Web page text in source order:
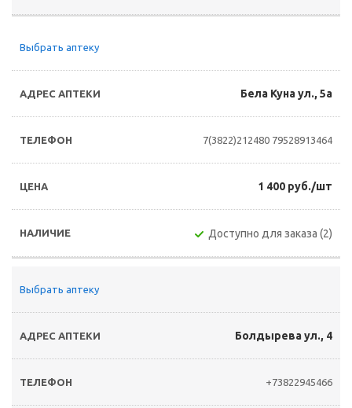
Выбрать аптеку
Бела Куна ул., 5а
7(3822)212480 79528913464
1 400 руб./шт
Доступно для заказа (2)
Выбрать аптеку
Болдырева ул., 4
+73822945466